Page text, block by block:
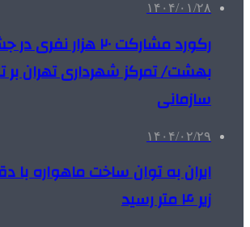
۱۴۰۴/۰۱/۲۸
رکورد مشارکت ۲۰ هزار
بهشت/ تمرکز شهرداری تهران
سازمانی
۱۴۰۴/۰۲/۲۹
ایران به توان ساخت ماهواره‌ با
زیر ۴ متر رسید